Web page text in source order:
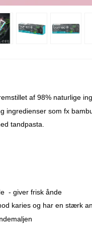
af 98% naturlige
ingredienser som fx
tandpasta.
- giver frisk ånde
karies og har en stærk